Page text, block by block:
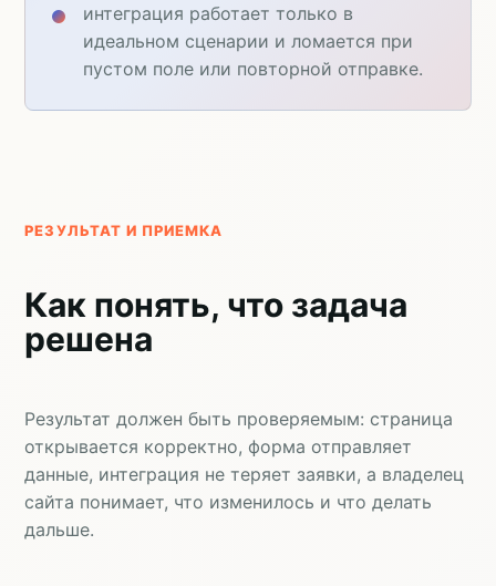
интеграция работает только в
идеальном сценарии и ломается при
пустом поле или повторной отправке.
РЕЗУЛЬТАТ И ПРИЕМКА
Как понять, что задача
решена
Результат должен быть проверяемым: страница
открывается корректно, форма отправляет
данные, интеграция не теряет заявки, а владелец
сайта понимает, что изменилось и что делать
дальше.